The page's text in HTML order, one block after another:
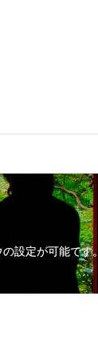
設定が可能です。